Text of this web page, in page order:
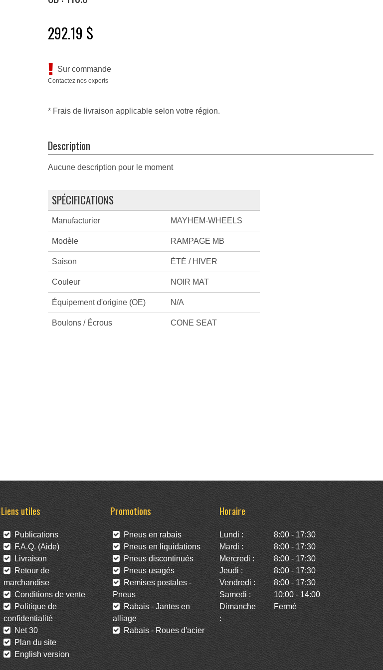
292.19 $
Sur commande
Contactez nos experts
* Frais de livraison applicable selon votre région.
Description
Aucune description pour le moment
SPÉCIFICATIONS
Manufacturier MAYHEM-WHEELS
Modèle RAMPAGE MB
Saison ÉTÉ / HIVER
Couleur NOIR MAT
Équipement d'origine (OE) N/A
Boulons / Écrous CONE SEAT
Liens utiles
Publications
F.A.Q. (Aide)
Livraison
Retour de
marchandise
Conditions de vente
Politique de
confidentialité
Net 30
Plan du site
English version
Promotions
Pneus en rabais
Pneus en liquidations
Pneus discontinués
Pneus usagés
Remises postales -
Pneus
Rabais - Jantes en
alliage
Rabais - Roues d'acier
Horaire
Lundi :
8:00 - 17:30
Mardi :
8:00 - 17:30
Mercredi :
8:00 - 17:30
Jeudi :
8:00 - 17:30
Vendredi :
8:00 - 17:30
Samedi :
10:00 - 14:00
Dimanche
:
Fermé